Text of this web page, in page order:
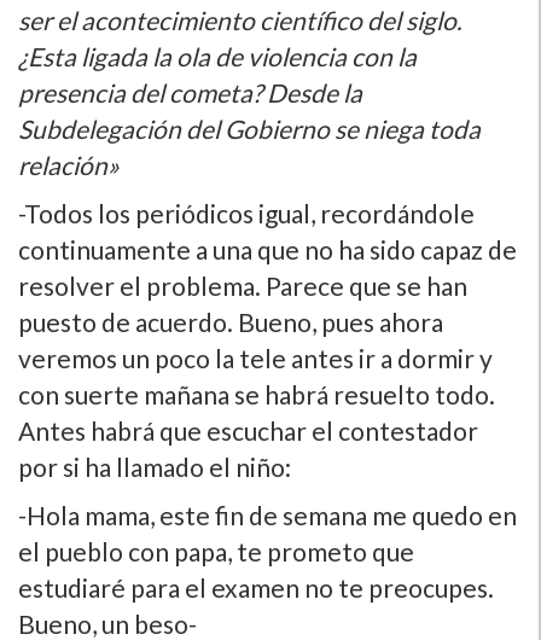
ser el acontecimiento cientí­fico del siglo.
¿Esta ligada la ola de violencia con la
presencia del cometa? Desde la
Subdelegación del Gobierno se niega toda
relación»
-Todos los periódicos igual, recordándole
continuamente a una que no ha sido capaz de
resolver el problema. Parece que se han
puesto de acuerdo. Bueno, pues ahora
veremos un poco la tele antes ir a dormir y
con suerte mañana se habrá resuelto todo.
Antes habrá que escuchar el contestador
por si ha llamado el niño:
-Hola mama, este fin de semana me quedo en
el pueblo con papa, te prometo que
estudiaré para el examen no te preocupes.
Bueno, un beso-